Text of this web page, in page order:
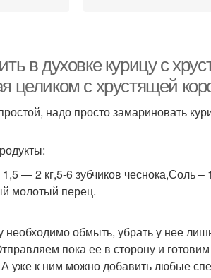
в духовке курицу с
целиком с хрустящей
надо просто замариновать
— 2 кг,5-6 зубчиков чеснока,Соль
молотый перец.
необходимо обмыть, убрать у нее
пока ее в сторону и
А уже к ним можно добавить любые